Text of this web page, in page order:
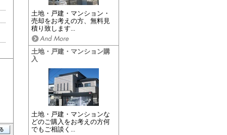
土地・戸建・マンション・
売却をお考えの方、無料見
積り致します...
土地・戸建・マンション購
入
土地・戸建・マンションな
どのご購入をお考えの方何
でもご相談く...